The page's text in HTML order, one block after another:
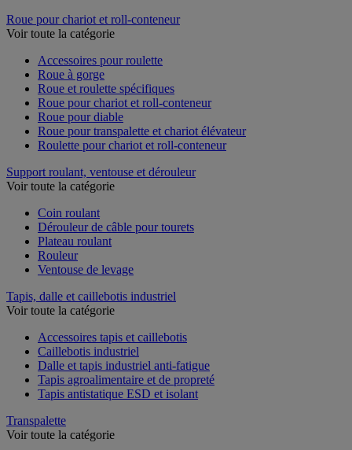
Roue pour chariot et roll-conteneur
Voir toute la catégorie
Accessoires pour roulette
Roue à gorge
Roue et roulette spécifiques
Roue pour chariot et roll-conteneur
Roue pour diable
Roue pour transpalette et chariot élévateur
Roulette pour chariot et roll-conteneur
Support roulant, ventouse et dérouleur
Voir toute la catégorie
Coin roulant
Dérouleur de câble pour tourets
Plateau roulant
Rouleur
Ventouse de levage
Tapis, dalle et caillebotis industriel
Voir toute la catégorie
Accessoires tapis et caillebotis
Caillebotis industriel
Dalle et tapis industriel anti-fatigue
Tapis agroalimentaire et de propreté
Tapis antistatique ESD et isolant
Transpalette
Voir toute la catégorie